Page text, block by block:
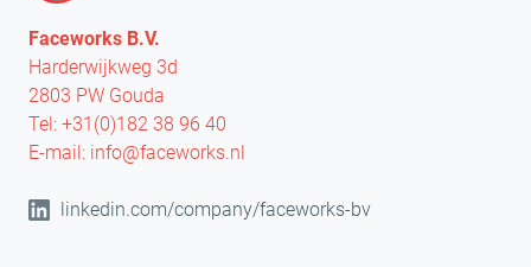
Faceworks B.V.
Harderwijkweg 3d
2803 PW Gouda
Tel: +31(0)182 38 96 40
E-mail: info@faceworks.nl
linkedin.com/company/faceworks-bv